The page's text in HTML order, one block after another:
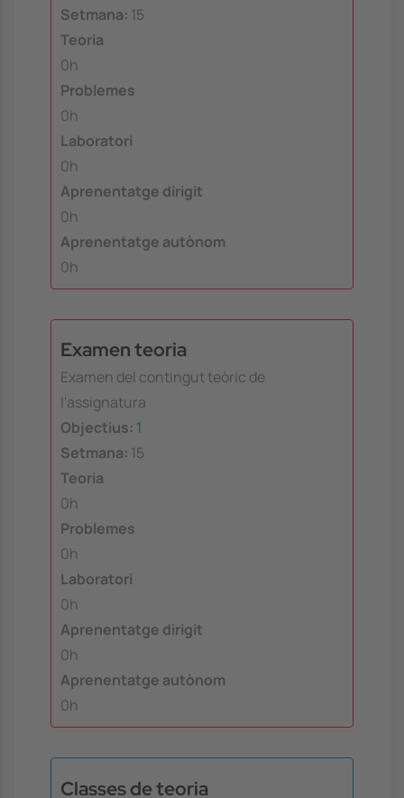
Setmana: 15
Teoria
0h
Problemes
0h
Laboratori
0h
Aprenentatge dirigit
0h
Aprenentatge autònom
0h
Examen teoria
Examen del contingut teòric de
l'assignatura
Objectius: 1
Setmana: 15
Teoria
0h
Problemes
0h
Laboratori
0h
Aprenentatge dirigit
0h
Aprenentatge autònom
0h
Classes de teoria